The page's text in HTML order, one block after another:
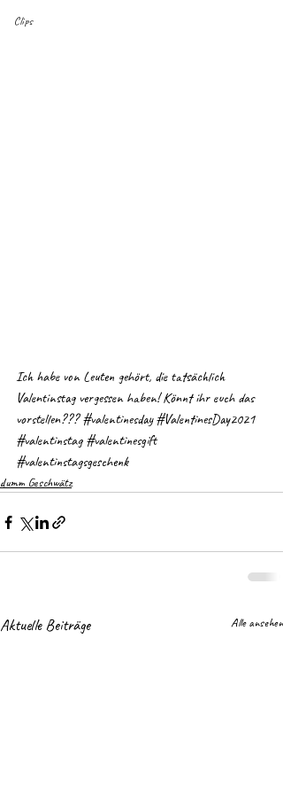
Clips
Ich habe von Leuten gehört, die tatsächlich
Valentinstag vergessen haben! Könnt ihr euch das
vorstellen??? #valentinesday #ValentinesDay2021
#valentinstag #valentinesgift
#valentinstagsgeschenk
dumm Geschwätz
Aktuelle Beiträge Alle ansehen